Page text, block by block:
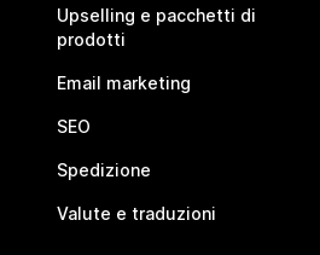
Upselling e pacchetti di
prodotti
Email marketing
SEO
Spedizione
Valute e traduzioni